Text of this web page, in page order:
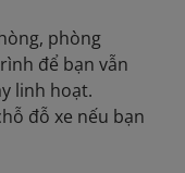
phòng
để bạn vẫn
linh hoạt.
đỗ xe nếu bạn